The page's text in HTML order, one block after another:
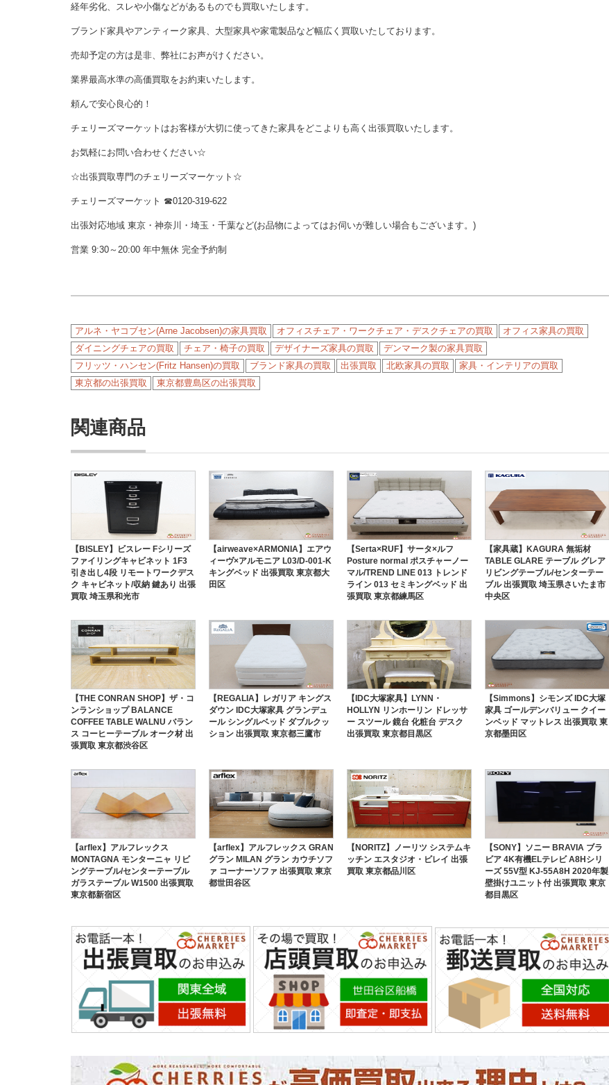
経年劣化、スレや小傷などがあるものでも買取いたします。
ブランド家具やアンティーク家具、大型家具や家電製品など幅広く買取いたしております。
売却予定の方は是非、弊社にお声がけください。
業界最高水準の高価買取をお約束いたします。
頼んで安心良心的！
チェリーズマーケットはお客様が大切に使ってきた家具をどこよりも高く出張買取いたします。
お気軽にお問い合わせください☆
☆出張買取専門のチェリーズマーケット☆
チェリーズマーケット ☎︎0120-319-622
出張対応地域 東京・神奈川・埼玉・千葉など(お品物によってはお伺いが難しい場合もございます。)
営業 9:30～20:00 年中無休 完全予約制
アルネ・ヤコブセン(Arne Jacobsen)の家具買取 オフィスチェア・ワークチェア・デスクチェアの買取
オフィス家具の買取
ダイニングチェアの買取
チェア・椅子の買取 デザイナーズ家具の買取
デンマーク製の家具買取
フリッツ・ハンセン(Fritz Hansen)の買取
ブランド家具の買取 出張買取 北欧家具の買取
家具・インテリアの買取
東京都の出張買取
東京都豊島区の出張買取
関連商品
【BISLEY】ビスレー Fシリーズ
ファイリングキャビネット 1F3
引き出し4段 リモートワークデス
ク キャビネット/収納 鍵あり 出張
買取 埼玉県和光市
【airweave×ARMONIA】エアウ
ィーヴ×アルモニア L03/D-001-K
キングベッド 出張買取 東京都大
田区
【Serta×RUF】サータ×ルフ
Posture normal ポスチャーノー
マル/TREND LINE 013 トレンド
ライン 013 セミキングベッド 出
張買取 東京都練馬区
【家具蔵】KAGURA 無垢材
TABLE GLARE テーブル グレア
リビングテーブル/センターテー
ブル 出張買取 埼玉県さいたま市
中央区
【THE CONRAN SHOP】ザ・コ
ンランショップ BALANCE
COFFEE TABLE WALNU バラン
ス コーヒーテーブル オーク材 出
張買取 東京都渋谷区
【REGALIA】レガリア キングス
ダウン IDC大塚家具 グランデュ
ール シングルベッド ダブルクッ
ション 出張買取 東京都三鷹市
【IDC大塚家具】LYNN・
HOLLYN リンホーリン ドレッサ
ー スツール 鏡台 化粧台 デスク
出張買取 東京都目黒区
【Simmons】シモンズ IDC大塚
家具 ゴールデンバリュー クイー
ンベッド マットレス 出張買取 東
京都墨田区
【arflex】アルフレックス
MONTAGNA モンターニャ リビ
ングテーブル/センターテーブル
ガラステーブル W1500 出張買取
東京都新宿区
【arflex】アルフレックス GRAN
グラン MILAN グラン カウチソフ
ァ コーナーソファ 出張買取 東京
都世田谷区
【NORITZ】ノーリツ システムキ
ッチン エスタジオ・ビレイ 出張
買取 東京都品川区
【SONY】ソニー BRAVIA ブラ
ビア 4K有機ELテレビ A8Hシリ
ーズ 55V型 KJ-55A8H 2020年製
壁掛けユニット付 出張買取 東京
都目黒区